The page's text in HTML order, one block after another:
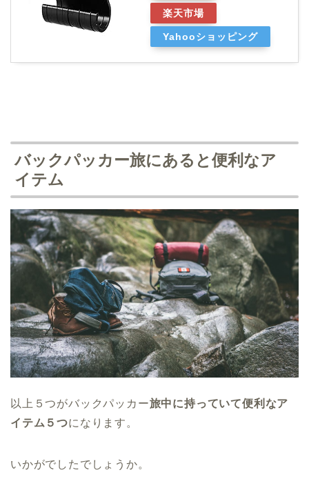
楽天市場
Yahooショッピング
バックパッカー旅にあると便利なア
イテム
以上５つがバックパッカー旅中に持っていて便利なア
イテム５つになります。
いかがでしたでしょうか。